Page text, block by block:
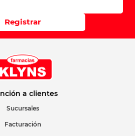
de 1 a 5 estrellas
Registrar
a clientes
Sucursales
Facturación